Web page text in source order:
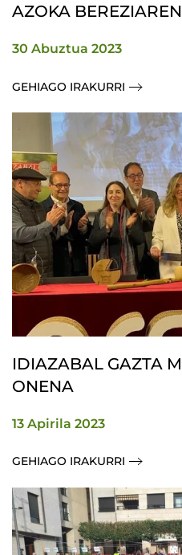
AZOKA
30 Abuztua 2023
GEHIAGO IRAKURRI
IDIAZABAL GAZTA
ONENA
13 Apirila 2023
GEHIAGO IRAKURRI